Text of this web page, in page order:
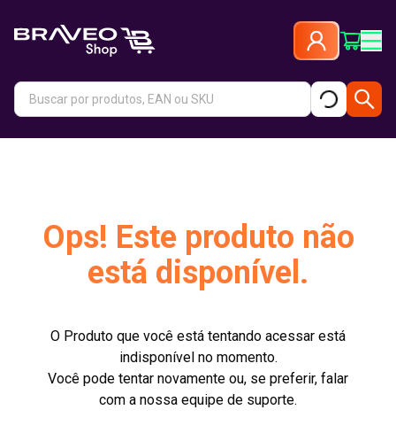
Ops! Este produto não
está disponível.
O Produto que você está tentando acessar está
indisponível no momento.
Você pode tentar novamente ou, se preferir, falar
com a nossa equipe de suporte.